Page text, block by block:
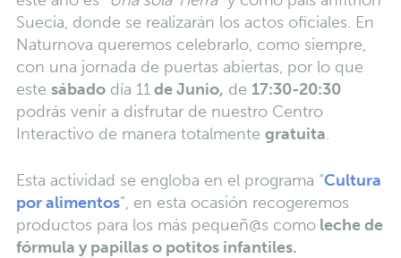
Suecia, donde se realizarán los actos oficiales. En
Naturnova queremos celebrarlo, como siempre,
con una jornada de puertas abiertas, por lo que
este sábadodía 11de Junio, de 17:30-20:30
podrás venir a disfrutar de nuestro Centro
Interactivo de manera totalmente gratuita.
Esta actividad se engloba en el programa “Cultura
por alimentos”, en esta ocasión recogeremos
productos para los más pequeñ@s comoleche de
fórmula y papillas o potitos infantiles.